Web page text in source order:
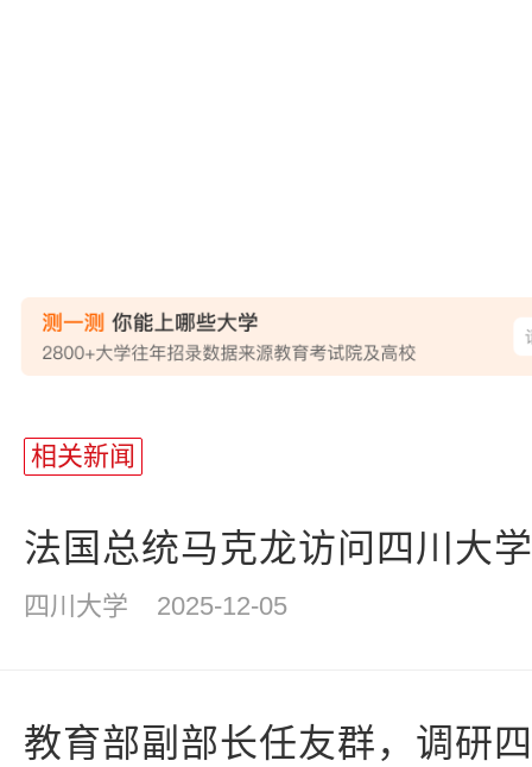
相关新闻
法国总统马克龙访问四川大学
四川大学 2025-12-05
教育部副部长任友群，调研